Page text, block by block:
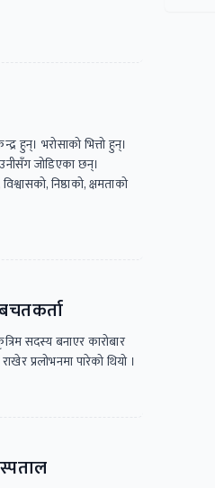
हुन्। भरोसाको भित्तो हुन्।
जोडिएका छन्।
निष्ठाको, क्षमताको
सदस्य बनाएर कारोबार
प्रलोभनमा पारेको थियो ।